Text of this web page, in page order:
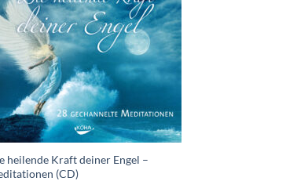
heilende Kraft deiner Engel –
(CD)